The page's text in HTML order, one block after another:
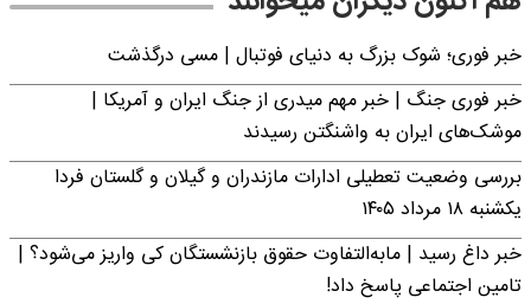
خبر فوری؛‌ شوک بزرگ به دنیای فوتبال | مسی درگذشت
خبر فوری جنگ | خبر مهم میدری از جنگ ایران و آمریکا |
موشک‌های ایران به واشنگتن رسیدند
بررسی وضعیت تعطیلی ادارات مازندران و گیلان و گلستان فردا
یکشنبه ۱۸ مرداد ۱۴۰۵
خبر داغ رسید | مابه‌التفاوت حقوق بازنشستگان کی واریز می‌شود؟ |
تامین اجتماعی پاسخ داد!